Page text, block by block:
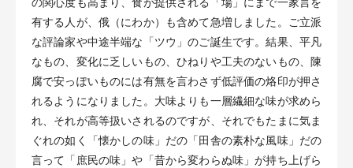
の関心度も高まり、食が提供される「場」にまで一家言を
有する人が、俄（にわか）も含めて急増しました。ご立派
な評論家や中途半端な「ツウ」のご誕生です。結果、平凡
なもの、変化に乏しいもの、ひねりや工夫のないもの、陳
腐で安っぽいものには有無を言わさず低評価の烙印が押さ
れるようになりました。大味よりも一層繊細な味が求めら
れ、それが高等扱いされるのですが、それでもたまに気ま
ぐれの如く「懐かしの味」だの「田舎の素朴な風味」だの
言って「庶民の味」や「昔から変わらぬ味」が持ち上げら